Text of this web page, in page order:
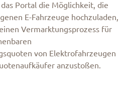
Portal die Möglichkeit, die
E-Fahrzeuge hochzuladen,
Vermarktungsprozess für
von Elektrofahrzeugen
anzustoßen.